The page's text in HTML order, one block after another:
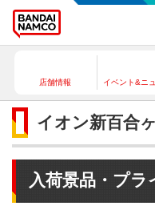
店舗情報 イベント&ニ
イオン新百合
入荷景品・プラ